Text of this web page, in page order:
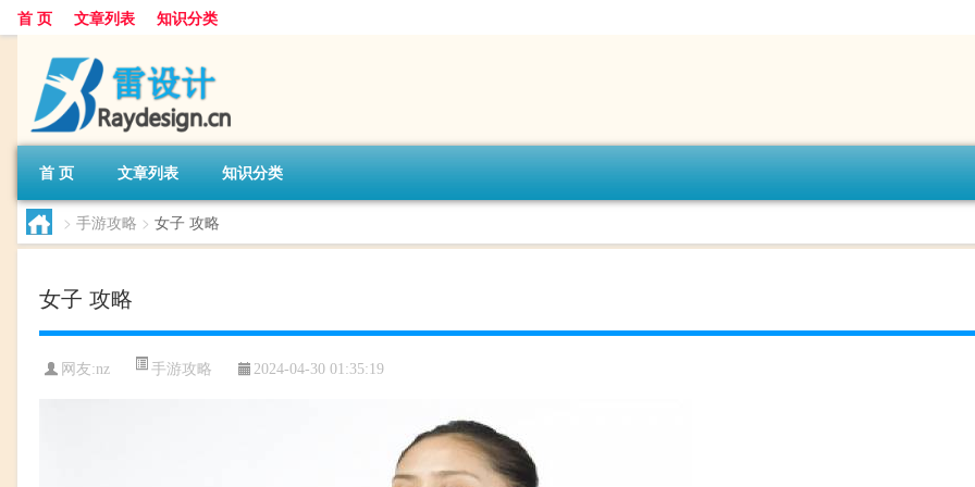
首 页 文章列表 知识分类
首 页 文章列表 知识分类
> 手游攻略 > 女子 攻略
女子 攻略
网友:nz 手游攻略 2024-04-30 01:35:19